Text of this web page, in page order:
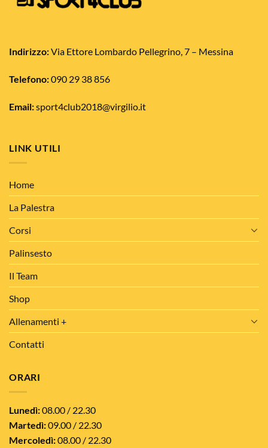
possono
pagina
prodotto
Indirizzo:Via Ettore Lombardo Pellegrino, 7 – Messina
Telefono:090 29 38 856
Email:sport4club2018@virgilio.it
LINK UTILI
Home
La Palestra
Corsi
Palinsesto
Il Team
Shop
Allenamenti +
Contatti
ORARI
Lunedì:08.00 / 22.30
Martedì:09.00 / 22.30
Mercoledì:08.00 / 22.30